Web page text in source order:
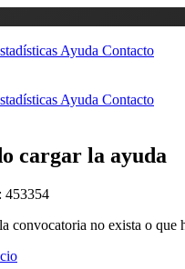
Ayuda Contacto
Ayuda Contacto
cargar la ayuda
453354
convocatoria no exista o que